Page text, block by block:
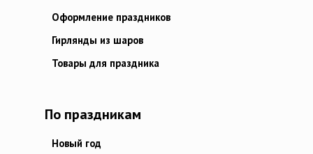
Оформление праздников
Гирлянды из шаров
Товары для праздника
По праздникам
Новый год